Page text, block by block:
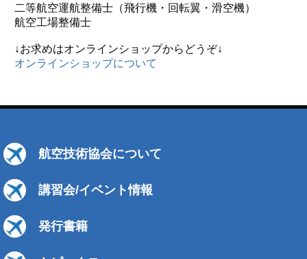
二等航空運航整備士（飛行機・回転翼・滑空機）
航空工場整備士
↓お求めはオンラインショップからどうぞ↓
オンラインショップについて
航空技術協会について
講習会/イベント情報
発行書籍